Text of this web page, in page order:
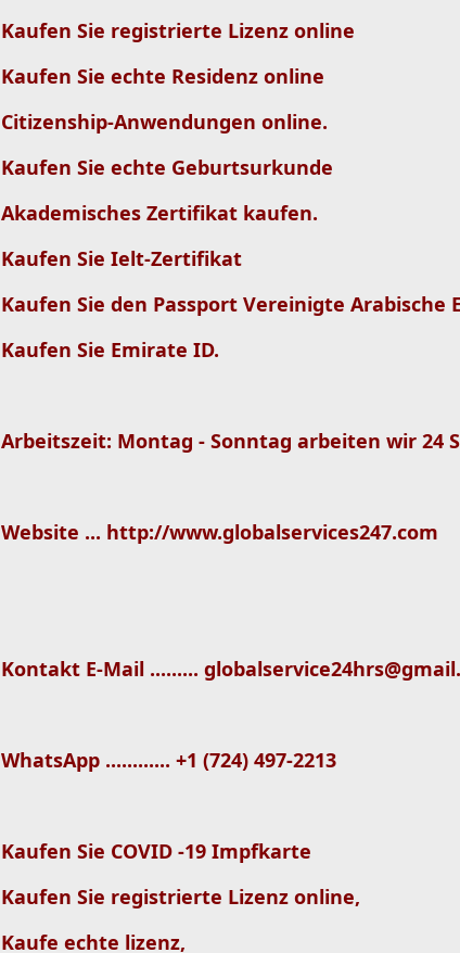
Kaufen Sie registrierte Lizenz online
Kaufen Sie echte Residenz online
Citizenship-Anwendungen online.
Kaufen Sie echte Geburtsurkunde
Akademisches Zertifikat kaufen.
Kaufen Sie Ielt-Zertifikat
Kaufen Sie den Passport Vereinigte Arabische
Kaufen Sie Emirate ID.
Arbeitszeit: Montag - Sonntag arbeiten wir 24
Website ... http://www.globalservices247.com
Kontakt E-Mail .........
WhatsApp ............ +1 (724) 497-2213
Kaufen Sie COVID -19 Impfkarte
Kaufen Sie registrierte Lizenz online,
Kaufe echte lizenz,